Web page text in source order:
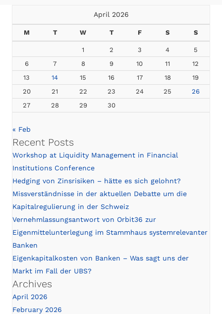
April 2026
M T W T F S S
1 2 3 4
5
6
7 8 9 10 11
12
13
14 15 16 17 18
19
20
21 22 23 24 25
26
27
28 29 30
« Feb
Recent Posts
Workshop at Liquidity Management in Financial
Institutions Conference
Hedging von Zinsrisiken – hätte es sich gelohnt?
Missverständnisse in der aktuellen Debatte um die
Kapitalregulierung in der Schweiz
Vernehmlassungsantwort von Orbit36 zur
Eigenmittelunterlegung im Stammhaus systemrelevanter
Banken
Eigenkapitalkosten von Banken – Was sagt uns der
Markt im Fall der UBS?
Archives
April 2026
February 2026